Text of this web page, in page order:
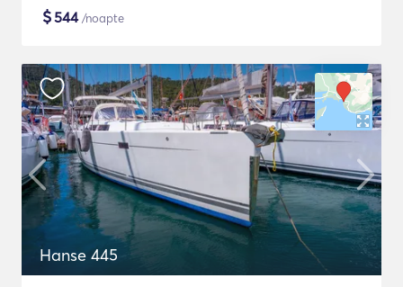
$544/noapte
Hanse 445